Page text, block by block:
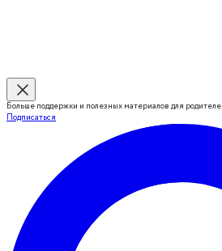
Больше поддержки и полезных материалов для
Подписаться